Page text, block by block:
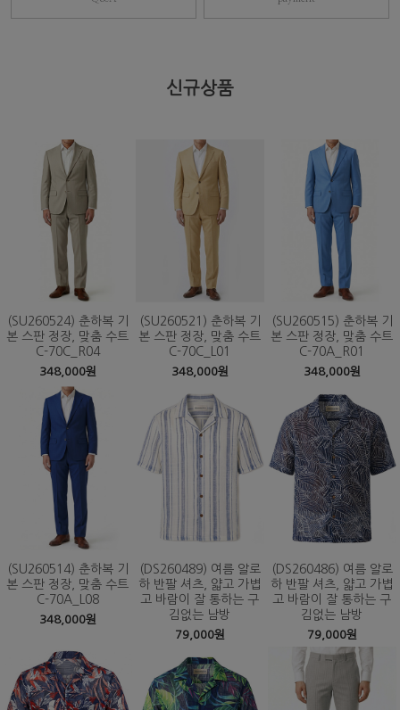
신규상품
(SU260524) 춘하복 기
본 스판 정장, 맞춤 수트
C-70C_R04
348,000원
(SU260521) 춘하복 기
본 스판 정장, 맞춤 수트
C-70C_L01
348,000원
(SU260515) 춘하복 기
본 스판 정장, 맞춤 수트
C-70A_R01
348,000원
(SU260514) 춘하복 기
본 스판 정장, 맞춤 수트
C-70A_L08
348,000원
(DS260489) 여름 알로
하 반팔 셔츠, 얇고 가볍
고 바람이 잘 통하는 구
김없는 남방
79,000원
(DS260486) 여름 알로
하 반팔 셔츠, 얇고 가볍
고 바람이 잘 통하는 구
김없는 남방
79,000원